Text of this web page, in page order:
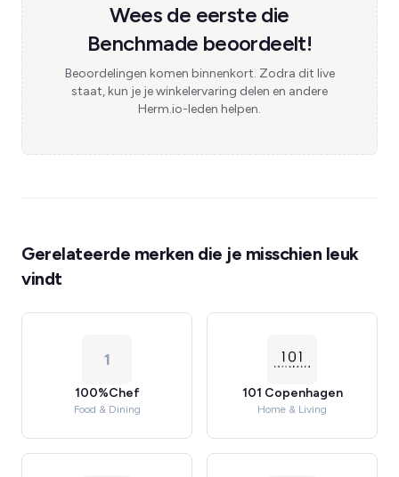
Wees de eerste die
Benchmade beoordeelt!
Beoordelingen komen binnenkort. Zodra dit live
staat, kun je je winkelervaring delen en andere
Herm.io-leden helpen.
Gerelateerde merken die je misschien leuk
vindt
1
100%Chef
Food & Dining
101 Copenhagen
Home & Living